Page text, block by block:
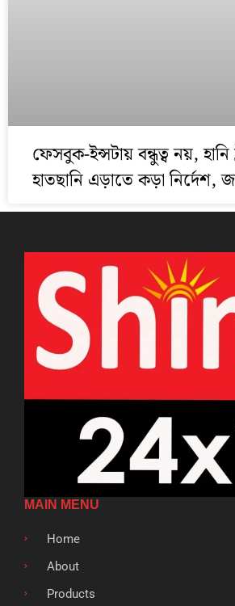
ফেসবুক-ইন্সটায় বন্ধুত্ব নয়, হানি
হাতছানি এড়াতে কড়া নির্দেশ,
MAIN MENU
Home
About
Products